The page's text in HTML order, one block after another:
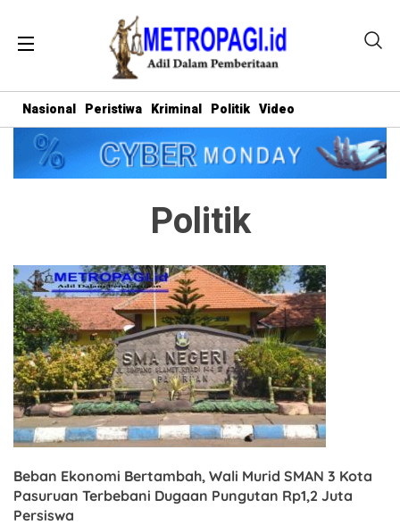
Nasional Peristiwa Kriminal Politik Video
Politik
Beban Ekonomi Bertambah, Wali Murid SMAN 3 Kota
Pasuruan Terbebani Dugaan Pungutan Rp1,2 Juta
Persiswa